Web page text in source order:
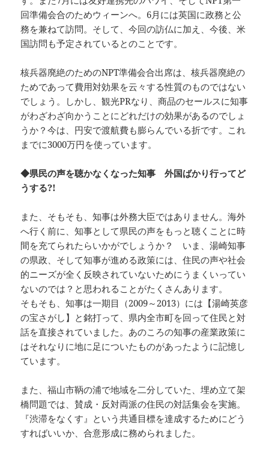
回準備会合のためウィーンへ。6月には英国に政務と公
務を兼ねて訪問。そして、今回の訪仏に加え、今後、米
国訪問も予定されているとのことです。
核兵器廃絶のためのNPT準備会合出席は、核兵器廃絶の
ためであって費用対効果を云々する性質のものではない
でしょう。しかし、観光PRなり、商品のセールスに知事
がわざわざ向かうことにどれだけの効果があるのでしょ
うか？今は、円安で渡航費も膨らんでいる折です。これ
までに3000万円を使っています。
◆県民の声を聴かなくなった知事 外国ばかり行ってど
うする?!
また、そもそも、知事は外務大臣ではありません。海外
へ行く前に、知事として県民の声をもっと聴くことに時
間を充てられたらいかがでしょうか？ いま、湯崎知事
の県政、そして知事が進める政策には、住民の声や社会
的ニーズが全く反映されていないためにうまくいってい
ないのでは？と思われることがたくさんあります。
そもそも、知事は一期目（2009～2013）には【湯崎英彦
の宝さがし】と銘打って、県内全市町を回って住民と対
話を直接されていました。あのころの知事の産業政策に
はそれなりに地に足についたものがあったように記憶し
ています。
また、福山市鞆の浦で地域を二分していた、埋め立て架
橋問題では、賛成・反対両派の住民の対話集会を実施。
『渋滞をなくす』という共通目標を達成するためにどう
すればいいか、合意形成に務められました。